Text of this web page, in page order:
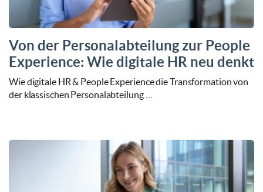
Von der Personalabteilung zur People
Experience: Wie digitale HR neu denkt
Wie digitale HR & People Experience die Transformation von
der klassischen Personalabteilung …